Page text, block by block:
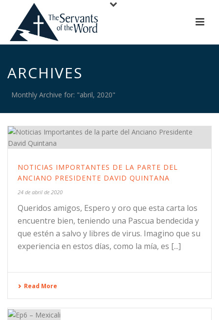
ARCHIVES
Monthly Archive for: "abril, 2020"
NOTICIAS IMPORTANTES DE LA PARTE DEL
ANCIANO PRESIDENTE DAVID QUINTANA
24 de abril de 2020
Queridos amigos, Espero y oro que esta carta los
encuentre bien, teniendo una Pascua bendecida y
que estén a salvo y libres de virus. Imagino que su
experiencia en estos días, como la mía, es [...]
Read More